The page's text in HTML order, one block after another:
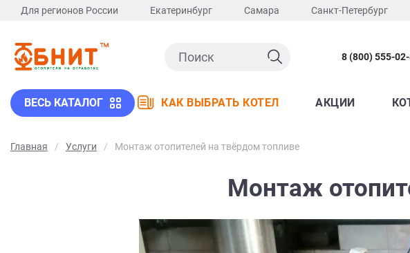
Для регионов России Екатеринбург Самара Санкт-Петербург
8 (800) 555-
ВЕСЬ КАТАЛОГ КАК ВЫБРАТЬ КОТЕЛ АКЦИИ
Главная Услуги Монтаж отопителей на твёрдом топливе
Монтаж